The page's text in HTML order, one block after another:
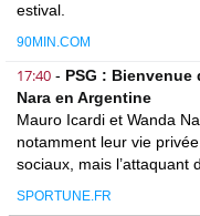
estival.
90MIN.COM
17:40 - PSG : Bienvenue
Nara en Argentine
Mauro Icardi et Wanda
notamment leur vie
sociaux, mais l’attaquant
SPORTUNE.FR